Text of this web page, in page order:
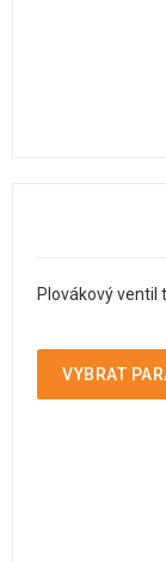
Plovákový ventil
VYBRAT